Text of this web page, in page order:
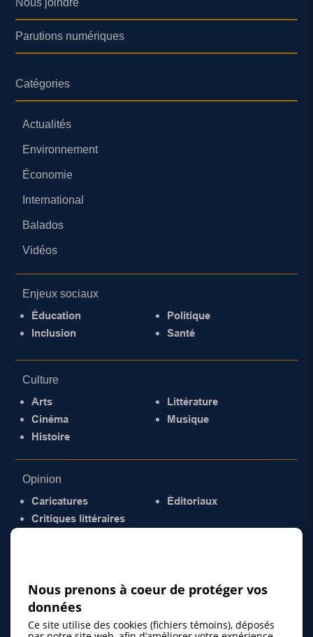
Nous joindre
Parutions numériques
Catégories
Actualités
Environnement
Économie
International
Balados
Vidéos
Enjeux sociaux
Éducation
Inclusion
Politique
Santé
Culture
Arts
Cinéma
Histoire
Littérature
Musique
Opinion
Caricatures
Critiques littéraires
Éditoriaux
Nous prenons à coeur de protéger vos
données
Ce site utilise des cookies (fichiers témoins), déposés